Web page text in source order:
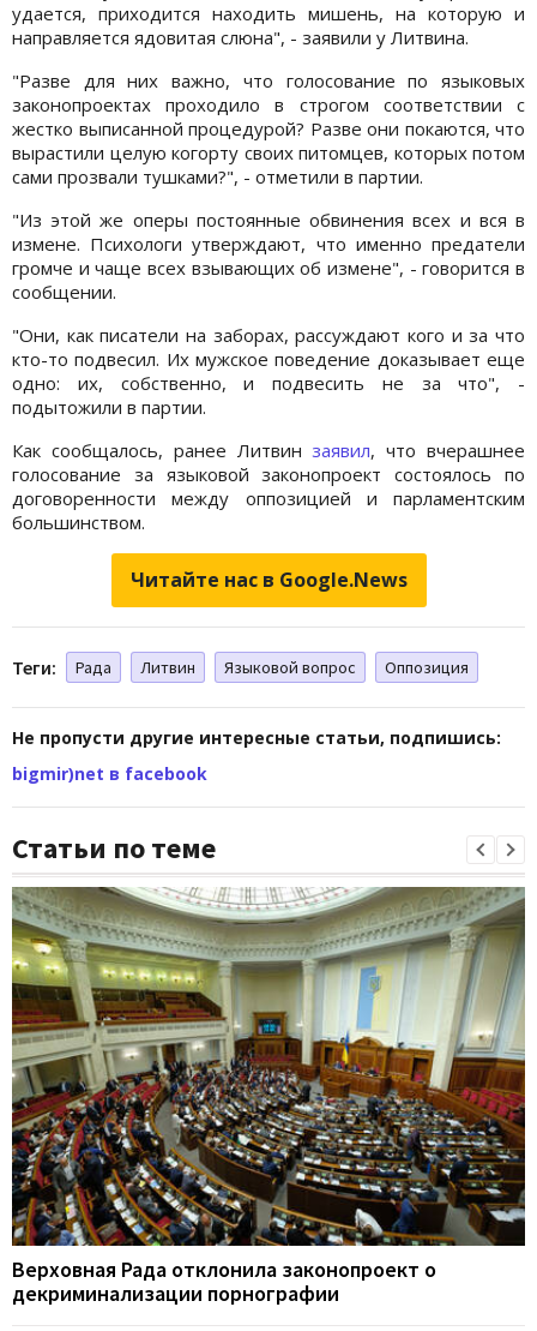
удается, приходится находить мишень, на которую и
направляется ядовитая слюна", - заявили у Литвина.
"Разве для них важно, что голосование по языковых
законопроектах проходило в строгом соответствии с
жестко выписанной процедурой? Разве они покаются, что
вырастили целую когорту своих питомцев, которых потом
сами прозвали тушками?", - отметили в партии.
"Из этой же оперы постоянные обвинения всех и вся в
измене. Психологи утверждают, что именно предатели
громче и чаще всех взывающих об измене", - говорится в
сообщении.
"Они, как писатели на заборах, рассуждают кого и за что
кто-то подвесил. Их мужское поведение доказывает еще
одно: их, собственно, и подвесить не за что", -
подытожили в партии.
Как сообщалось, ранее Литвинзаявил, что вчерашнее
голосование за языковой законопроект состоялось по
договоренности между оппозицией и парламентским
большинством.
Читайте нас в Google.News
Теги: Рада Литвин Языковой вопрос Оппозиция
Не пропусти другие интересные статьи, подпишись:
bigmir)net в facebook
Статьи по теме
Верховная Рада отклонила законопроект о
декриминализации порнографии